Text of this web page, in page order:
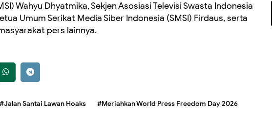
Wahyu Dhyatmika, Sekjen Asosiasi Televisi Swasta Indonesia
Umum Serikat Media Siber Indonesia (SMSI) Firdaus, serta
pers lainnya.
#Jalan Santai Lawan Hoaks #Meriahkan World Press Freedom Day 2026